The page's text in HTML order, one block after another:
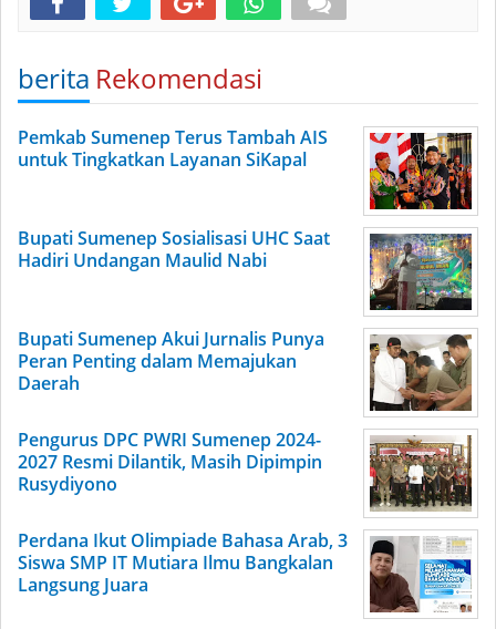
berita Rekomendasi
Pemkab Sumenep Terus Tambah AIS
untuk Tingkatkan Layanan SiKapal
Bupati Sumenep Sosialisasi UHC Saat
Hadiri Undangan Maulid Nabi
Bupati Sumenep Akui Jurnalis Punya
Peran Penting dalam Memajukan
Daerah
Pengurus DPC PWRI Sumenep 2024-
2027 Resmi Dilantik, Masih Dipimpin
Rusydiyono
Perdana Ikut Olimpiade Bahasa Arab, 3
Siswa SMP IT Mutiara Ilmu Bangkalan
Langsung Juara